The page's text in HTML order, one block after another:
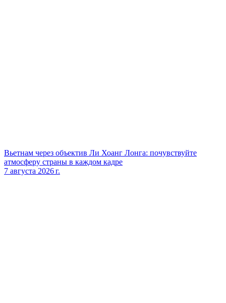
Вьетнам через объектив Ли Хоанг Лонга: почувствуйте
атмосферу страны в каждом кадре
7 августа 2026 г.